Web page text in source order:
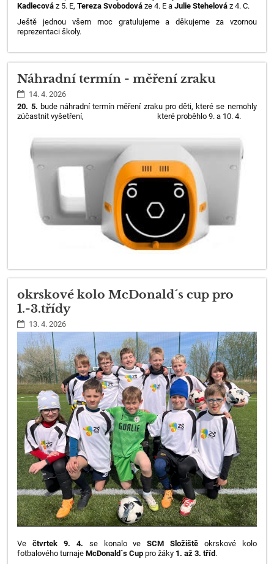
Kadlecová z 5. E,Tereza Svobodová ze 4. E aJulie Stehelová z 4. C.
Ještě jednou všem moc gratulujeme a děkujeme za vzornou
reprezentaci školy.
Náhradní termín - měření zraku
14. 4. 2026
20. 5. bude náhradní termín měření zraku pro děti, které se nemohly
zúčastnit vyšetření, které proběhlo 9. a 10. 4.
okrskové kolo McDonald´s cup pro
1.-3.třídy
13. 4. 2026
Večtvrtek 9. 4. se konalo veSCM Složiště okrskové kolo
fotbalového turnaje McDonald´s Cup pro žáky 1. až 3. tříd .